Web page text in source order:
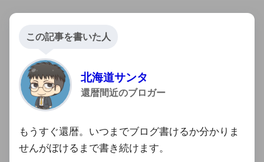
この記事を書いた人
北海道サンタ
還暦間近のブロガー
もうすぐ還暦。いつまでブログ書けるか分かりま
せんがぼけるまで書き続けます。